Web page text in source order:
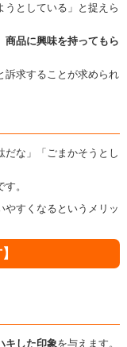
うとしている」と捉えら
商品に興味を持ってもら
訴求することが求められ
だな」「ごまかそうとし
す。
やすくなるというメリッ
キした印象を与えます。